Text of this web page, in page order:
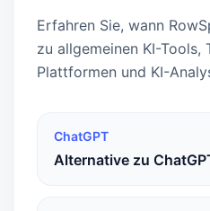
Erfahren Sie, wann
zu allgemeinen KI-
Plattformen und KI-
ChatGPT
Alternative zu